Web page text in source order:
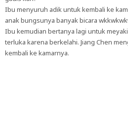
Ibu menyuruh adik untuk kembali ke
anak bungsunya banyak bicara
Ibu kemudian bertanya lagi untuk
terluka karena berkelahi. Jiang Chen
kembali ke kamarnya.